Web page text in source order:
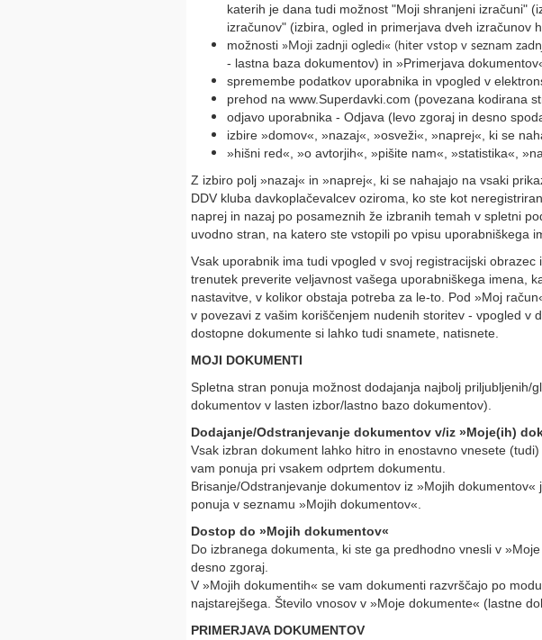
katerih je dana tudi možnost "Moji shranjeni izračuni"
izračunov" (izbira, ogled in primerjava dveh izračunov
možnosti »Moji zadnji ogledi« (hiter vstop v seznam
- lastna baza dokumentov) in »Primerjava
spremembe podatkov uporabnika in vpogled v
prehod na www.Superdavki.com (povezana kodirana
odjavo uporabnika - Odjava (levo zgoraj in desno
izbire »domov«, »nazaj«, »osveži«, »naprej«, ki se
»hišni red«, »o avtorjih«, »pišite nam«, »statistika«,
Z izbiro polj »nazaj« in »naprej«, ki se nahajajo na vsaki
DDV kluba davkoplačevalcev oziroma, ko ste kot
naprej in nazaj po posameznih že izbranih temah v spletni
uvodno stran, na katero ste vstopili po vpisu uporabniškega
Vsak uporabnik ima tudi vpogled v svoj registracijski
trenutek preverite veljavnost vašega uporabniškega imena,
nastavitve, v kolikor obstaja potreba za le-to. Pod »Moj
v povezavi z vašim koriščenjem nudenih storitev - vpogled v
dostopne dokumente si lahko tudi snamete, natisnete.
MOJI DOKUMENTI
Spletna stran ponuja možnost dodajanja najbolj
dokumentov v lasten izbor/lastno bazo dokumentov).
Dodajanje/Odstranjevanje dokumentov v/iz »Moje(ih)
Vsak izbran dokument lahko hitro in enostavno vnesete
vam ponuja pri vsakem odprtem dokumentu.
Brisanje/Odstranjevanje dokumentov iz »Mojih dokumentov«
ponuja v seznamu »Mojih dokumentov«.
Dostop do »Mojih dokumentov«
Do izbranega dokumenta, ki ste ga predhodno vnesli v
desno zgoraj.
V »Mojih dokumentih« se vam dokumenti razvrščajo po
najstarejšega. Število vnosov v »Moje dokumente« (lastne
PRIMERJAVA DOKUMENTOV